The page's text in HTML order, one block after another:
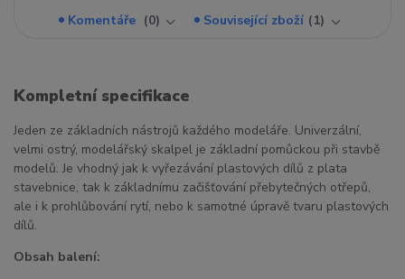
Komentáře
0 Související zboží 1
Kompletní specifikace
Jeden ze základních nástrojů každého modeláře. Univerzální,
velmi ostrý, modelářský skalpel je základní pomůckou při stavbě
modelů. Je vhodný jak k vyřezávání plastových dílů z plata
stavebnice, tak k základnímu začišťování přebytečných otřepů,
ale i k prohlůbování rytí, nebo k samotné úpravě tvaru plastových
dílů.
Obsah balení: